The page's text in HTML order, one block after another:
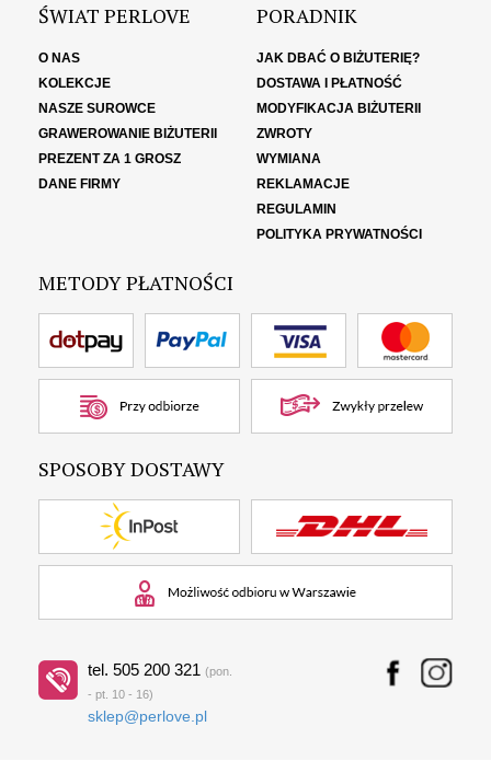
ŚWIAT PERLOVE
O NAS
KOLEKCJE
NASZE SUROWCE
GRAWEROWANIE BIŻUTERII
PREZENT ZA 1 GROSZ
DANE FIRMY
PORADNIK
JAK DBAĆ O BIŻUTERIĘ?
DOSTAWA I PŁATNOŚĆ
MODYFIKACJA BIŻUTERII
ZWROTY
WYMIANA
REKLAMACJE
REGULAMIN
POLITYKA PRYWATNOŚCI
METODY PŁATNOŚCI
SPOSOBY DOSTAWY
tel. 505 200 321 (pon.
- pt. 10 - 16)
sklep@perlove.pl